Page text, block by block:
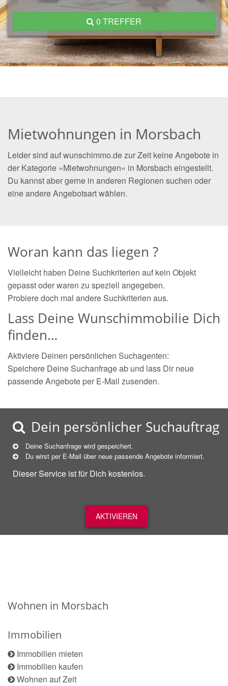
0 TREFFER
Mietwohnungen in Morsbach
Leider sind auf wunschimmo.de zur Zeit keine Angebote in
der Kategorie »Mietwohnungen« in Morsbach eingestellt.
Du kannst aber gerne in anderen Regionen suchen oder
eine andere Angebotsart wählen.
Woran kann das liegen ?
Vielleicht haben Deine Suchkriterien auf kein Objekt
gepasst oder waren zu speziell angegeben.
Probiere doch mal andere Suchkriterien aus.
Lass Deine Wunschimmobilie Dich
finden…
Aktiviere Deinen persönlichen Suchagenten:
Speichere Deine Suchanfrage ab und lass Dir neue
passende Angebote per E-Mail zusenden.
Dein persönlicher Suchauftrag
Deine Suchanfrage wird gespeichert.
Du wirst per E-Mail über neue passende Angebote informiert.
Dieser Service ist für Dich kostenlos.
AKTIVIEREN
Wohnen in Morsbach
Immobilien
Immobilien mieten
Immobilien kaufen
Wohnen auf Zeit